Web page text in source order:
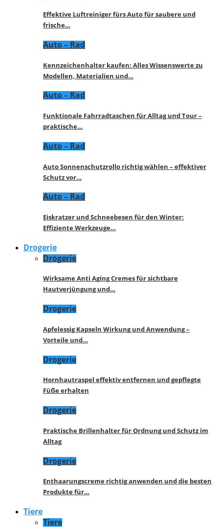
Effektive Luftreiniger fürs Auto für saubere und
frische…
Auto – Rad
Kennzeichenhalter kaufen: Alles Wissenswerte zu
Modellen, Materialien und…
Auto – Rad
Funktionale Fahrradtaschen für Alltag und Tour –
praktische…
Auto – Rad
Auto Sonnenschutzrollo richtig wählen – effektiver
Schutz vor…
Auto – Rad
Eiskratzer und Schneebesen für den Winter:
Effiziente Werkzeuge…
Drogerie
Drogerie
Wirksame Anti Aging Cremes für sichtbare
Hautverjüngung und…
Drogerie
Apfelessig Kapseln Wirkung und Anwendung –
Vorteile und…
Drogerie
Hornhautraspel effektiv entfernen und gepflegte
Füße erhalten
Drogerie
Praktische Brillenhalter für Ordnung und Schutz im
Alltag
Drogerie
Enthaarungscreme richtig anwenden und die besten
Produkte für…
Tiere
Tiere